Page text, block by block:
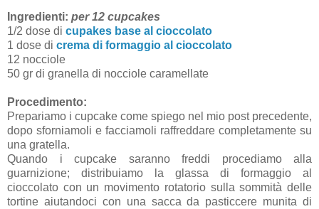
Ingredienti: per 12 cupcakes
1/2 dose di cupakes base al cioccolato
1 dose di crema di formaggio al cioccolato
12 nocciole
50 gr di granella di nocciole caramellate
Procedimento:
Prepariamo i cupcake come spiego nel mio post precedente,
dopo sforniamoli e facciamoli raffreddare completamente su
una gratella.
Quando i cupcake saranno freddi procediamo alla
guarnizione; distribuiamo la glassa di formaggio al
cioccolato con un movimento rotatorio sulla sommità delle
tortine aiutandoci con una sacca da pasticcere munita di